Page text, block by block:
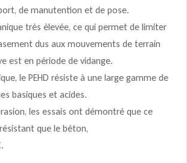
de manutention et de pose.
très élevée, ce qui permet de limiter
dus aux mouvements de terrain
est en période de vidange.
le PEHD résiste à une large gamme de
basiques et acides.
les essais ont démontré que ce
que le béton,